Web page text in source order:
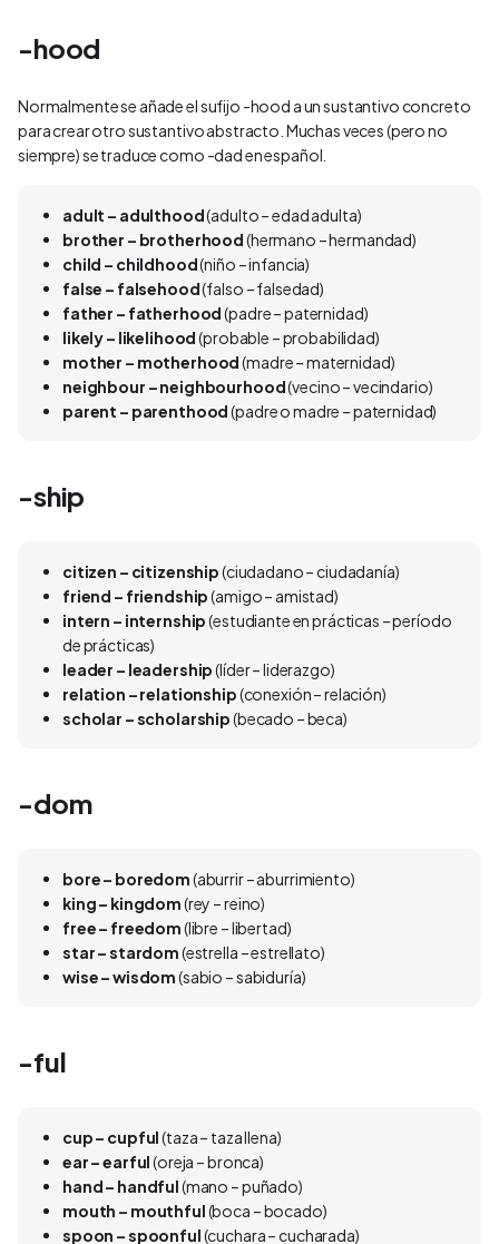
-hood
Normalmente se añade el sufijo -hood a un sustantivo concreto
para crear otro sustantivo abstracto. Muchas veces (pero no
siempre) se traduce como -dad en español.
adult – adulthood(adulto – edad adulta)
brother – brotherhood(hermano – hermandad)
child – childhood(niño – infancia)
false – falsehood(falso – falsedad)
father – fatherhood(padre – paternidad)
likely – likelihood(probable – probabilidad)
mother – motherhood(madre – maternidad)
neighbour – neighbourhood(vecino – vecindario)
parent – parenthood(padre o madre – paternidad)
-ship
citizen – citizenship(ciudadano – ciudadanía)
friend – friendship(amigo – amistad)
intern – internship(estudiante en prácticas – período
de prácticas)
leader – leadership(líder – liderazgo)
relation – relationship(conexión – relación)
scholar – scholarship(becado – beca)
-dom
bore – boredom(aburrir – aburrimiento)
king – kingdom(rey – reino)
free – freedom(libre – libertad)
star – stardom(estrella – estrellato)
wise – wisdom(sabio – sabiduría)
-ful
cup – cupful(taza – taza llena)
ear – earful(oreja – bronca)
hand – handful(mano – puñado)
mouth – mouthful(boca – bocado)
spoon – spoonful(cuchara – cucharada)